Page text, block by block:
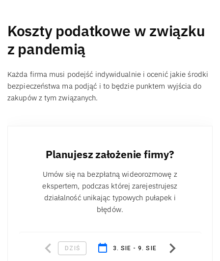
Koszty podatkowe w związku
z pandemią
Każda firma musi podejść indywidualnie i ocenić jakie środki
bezpieczeństwa ma podjąć i to będzie punktem wyjścia do
zakupów z tym związanych.
Planujesz założenie firmy?
Umów się na bezpłatną wideorozmowę z
ekspertem, podczas której zarejestrujesz
działalność unikając typowych pułapek i
błędów.